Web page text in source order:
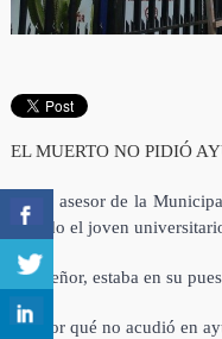
EL MUERTO NO PIDIÓ
Señor asesor de la
cuando el joven
– Sí señor, estaba en su
– Y por qué no acudió en